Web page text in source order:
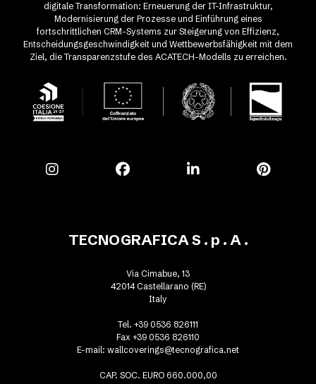
digitale Transformation: Erneuerung der IT-Infrastruktur,
Modernisierung der Prozesse und Einführung eines
fortschrittlichen CRM-Systems zur Steigerung von Effizienz,
Entscheidungsgeschwindigkeit und Wettbewerbsfähigkeit mit dem
Ziel, die Transparenzstufe des ACATECH-Modells zu erreichen.
TECNOGRAFICA S . p . A .
Via Cimabue, 13
42014 Castellarano (RE)
Italy
Tel. +39 0536 826111
Fax +39 0536 826110
E-mail: wallcoverings@tecnografica.net
CAP. SOC. EURO 660.000,00